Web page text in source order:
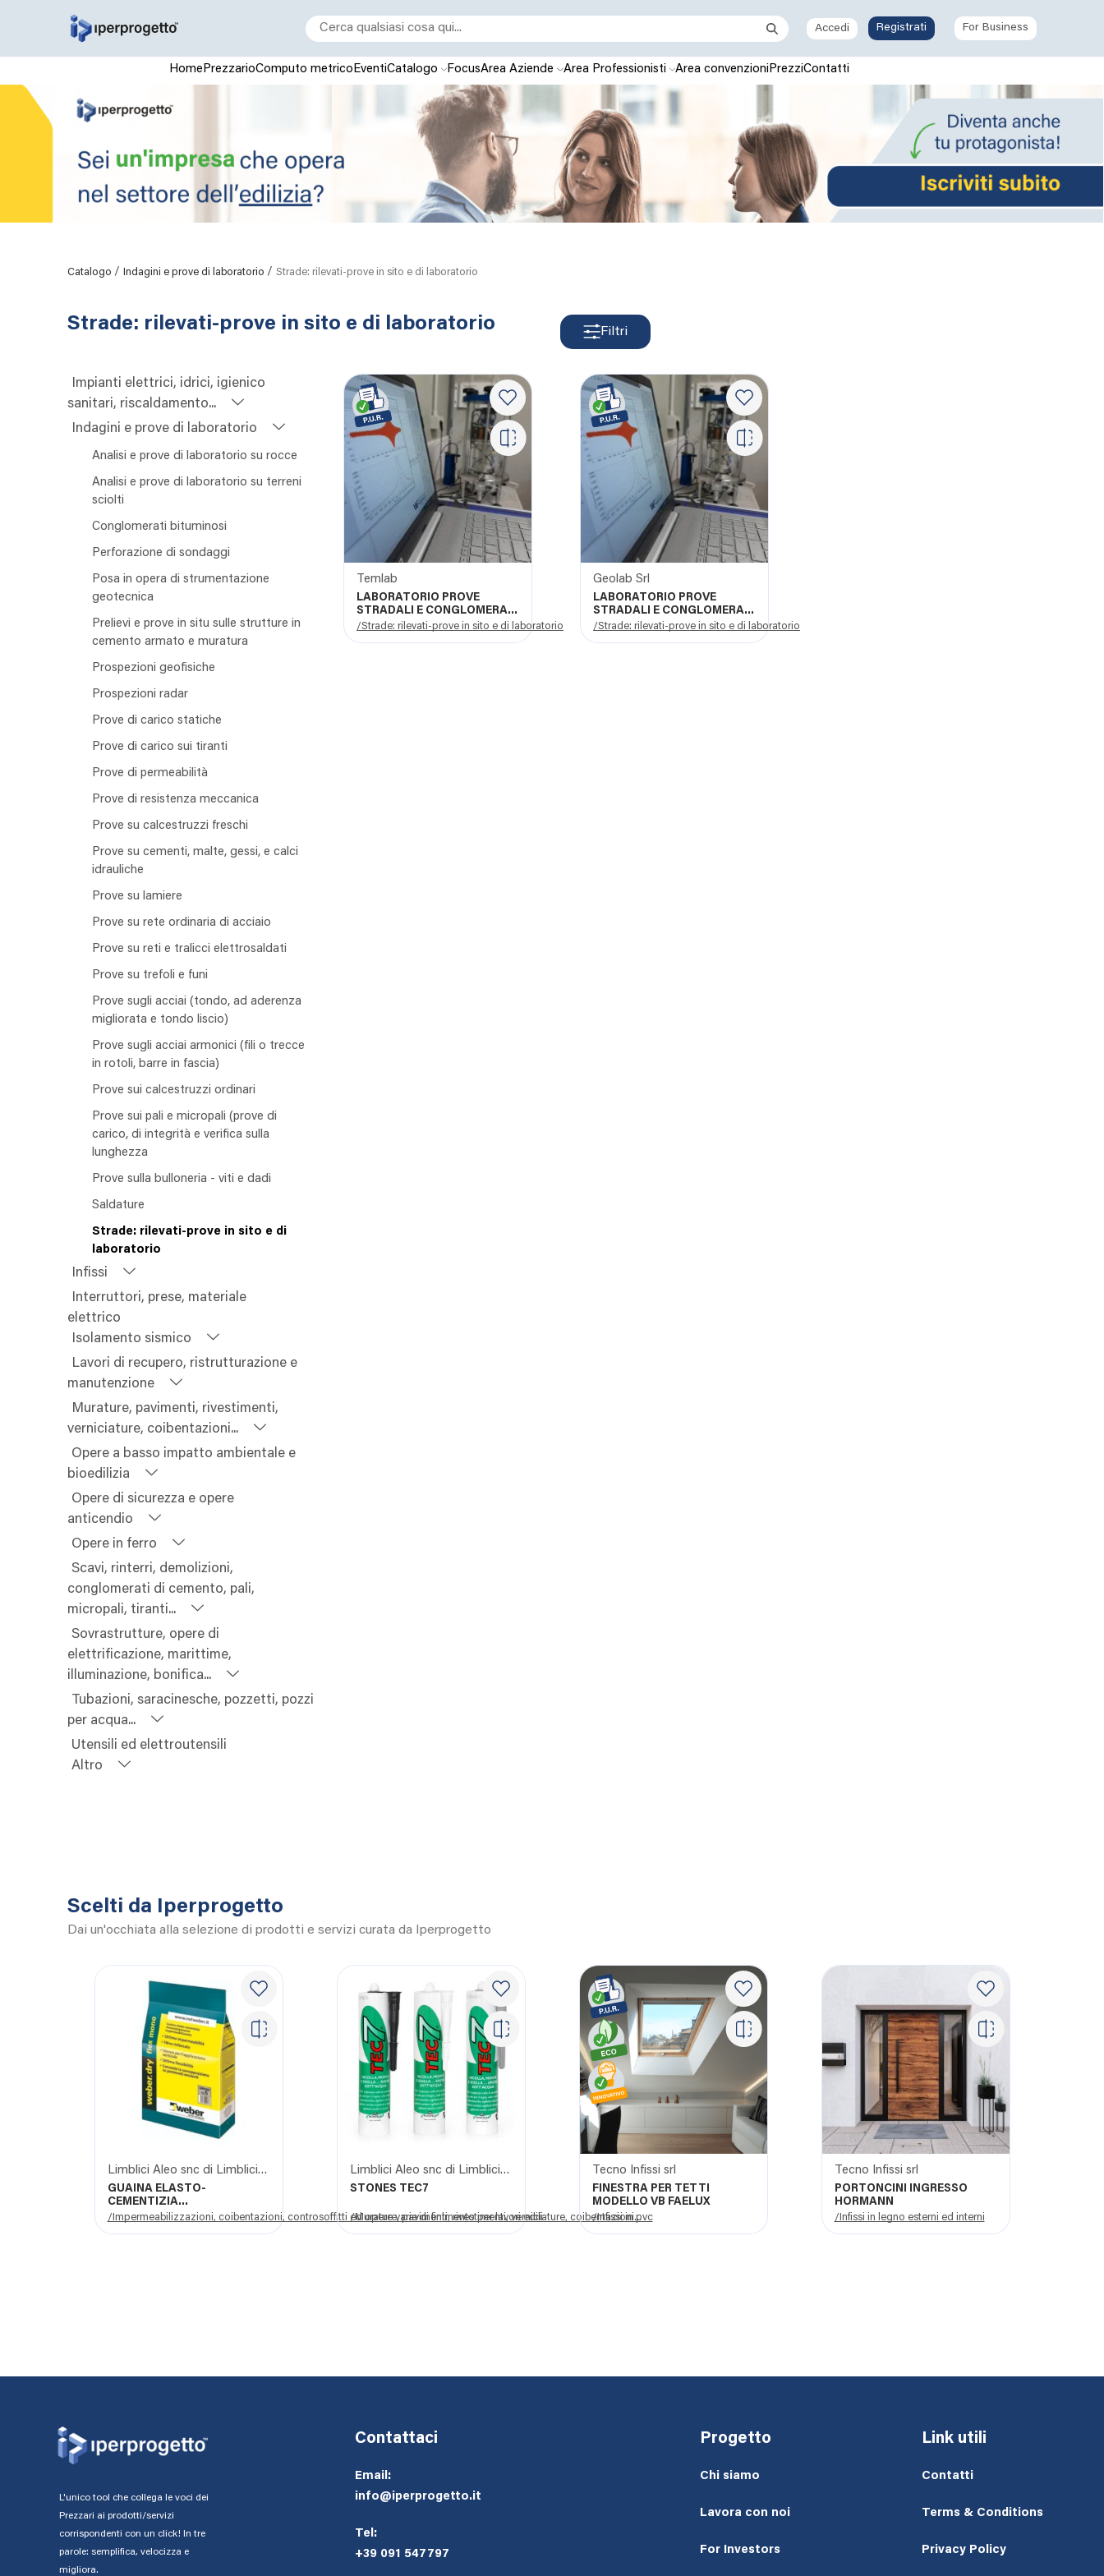
Accedi Registrati For Business
HomePrezzarioComputo metricoEventiCatalogo FocusArea Aziende Area Professionisti Area convenzioniPrezziContatti
Catalogo / Indagini e prove di laboratorio / Strade: rilevati-prove in sito e di laboratorio
Strade: rilevati-prove in sito e di laboratorio Filtri
Impianti elettrici, idrici, igienico
sanitari, riscaldamento...
Indagini e prove di laboratorio
Analisi e prove di laboratorio su rocce
Analisi e prove di laboratorio su terreni
sciolti
Conglomerati bituminosi
Perforazione di sondaggi
Posa in opera di strumentazione
geotecnica
Prelievi e prove in situ sulle strutture in
cemento armato e muratura
Prospezioni geofisiche
Prospezioni radar
Prove di carico statiche
Prove di carico sui tiranti
Prove di permeabilità
Prove di resistenza meccanica
Prove su calcestruzzi freschi
Prove su cementi, malte, gessi, e calci
idrauliche
Prove su lamiere
Prove su rete ordinaria di acciaio
Prove su reti e tralicci elettrosaldati
Prove su trefoli e funi
Prove sugli acciai (tondo, ad aderenza
migliorata e tondo liscio)
Prove sugli acciai armonici (fili o trecce
in rotoli, barre in fascia)
Prove sui calcestruzzi ordinari
Prove sui pali e micropali (prove di
carico, di integrità e verifica sulla
lunghezza
Prove sulla bulloneria - viti e dadi
Saldature
Strade: rilevati-prove in sito e di
laboratorio
Infissi
Interruttori, prese, materiale
elettrico
Isolamento sismico
Lavori di recupero, ristrutturazione e
manutenzione
Murature, pavimenti, rivestimenti,
verniciature, coibentazioni...
Opere a basso impatto ambientale e
bioedilizia
Opere di sicurezza e opere
anticendio
Opere in ferro
Scavi, rinterri, demolizioni,
conglomerati di cemento, pali,
micropali, tiranti...
Sovrastrutture, opere di
elettrificazione, marittime,
illuminazione, bonifica...
Tubazioni, saracinesche, pozzetti, pozzi
per acqua...
Utensili ed elettroutensili
Altro
Temlab
LABORATORIO PROVE
STRADALI E CONGLOMERATI
BITUMINOSI
/Strade: rilevati-prove in sito e di laboratorio
Geolab Srl
LABORATORIO PROVE
STRADALI E CONGLOMERATI
BITUMINOSI
/Strade: rilevati-prove in sito e di laboratorio
Scelti da Iperprogetto
Dai un'occhiata alla selezione di prodotti e servizi curata da Iperprogetto
Limblici Aleo snc di Limblici Calogero e c.
GUAINA ELASTO-
CEMENTIZIA
MONOCOMPONENTE
/Impermeabilizzazioni, coibentazioni, controsoffitti ed opere varie di finimento per lavori edili
Limblici Aleo snc di Limblici Calogero e c.
STONES TEC7
/Murature, pavimenti, rivestimenti, verniciature, coibentazioni...
Tecno Infissi srl
FINESTRA PER TETTI
MODELLO VB FAELUX
/Infissi in pvc
Tecno Infissi srl
PORTONCINI INGRESSO
HORMANN
/Infissi in legno esterni ed interni
L'unico tool che collega le voci dei
Prezzari ai prodotti/servizi
corrispondenti con un click! In tre
parole: semplifica, velocizza e
migliora.
Contattaci
Email:
info@iperprogetto.it
Tel:
+39 091 547797
Progetto
Chi siamo
Lavora con noi
For Investors
Link utili
Contatti
Terms & Conditions
Privacy Policy